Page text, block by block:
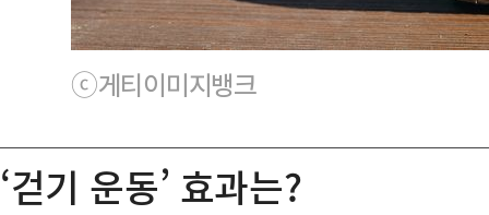
ⓒ게티이미지뱅크
‘걷기 운동’ 효과는?